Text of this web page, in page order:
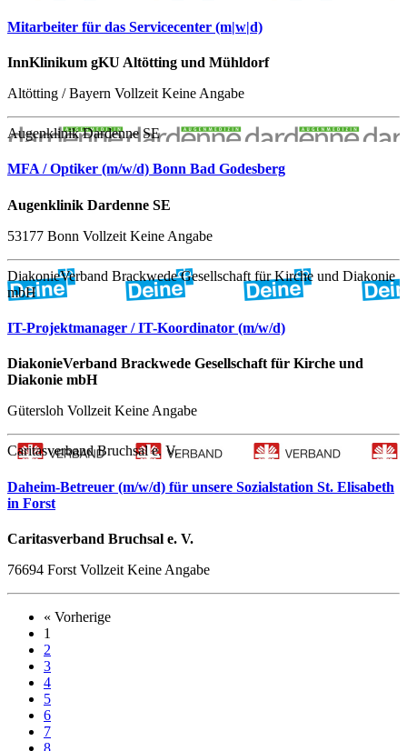
Mitarbeiter für das Servicecenter (m|w|d)
InnKlinikum gKU Altötting und Mühldorf
Altötting / Bayern Vollzeit Keine Angabe
Augenklinik Dardenne SE
MFA / Optiker (m/w/d) Bonn Bad Godesberg
Augenklinik Dardenne SE
53177 Bonn Vollzeit Keine Angabe
DiakonieVerband Brackwede Gesellschaft für Kirche und Diakonie
mbH
IT-Projektmanager / IT-Koordinator (m/w/d)
DiakonieVerband Brackwede Gesellschaft für Kirche und
Diakonie mbH
Gütersloh Vollzeit Keine Angabe
Caritasverband Bruchsal e. V.
Daheim-Betreuer (m/w/d) für unsere Sozialstation St. Elisabeth
in Forst
Caritasverband Bruchsal e. V.
76694 Forst Vollzeit Keine Angabe
« Vorherige
1
2
3
4
5
6
7
8